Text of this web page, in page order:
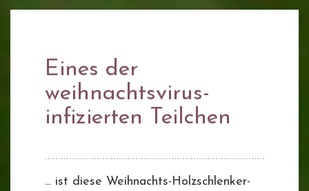
Eines der
weihnachtsvirus-
infizierten Teilchen
... ist diese Weihnachts-Holzschlenker-